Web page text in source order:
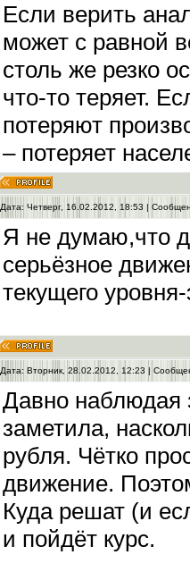
Если верить
может с равной
столь же резко
что-то теряет.
потеряют
– потеряет
Дата: Четверг, 16.02.2012, 18:53 |
Я не думаю,что
серьёзное
текущего
Дата: Вторник, 28.02.2012, 12:23 |
Давно наблюдая
заметила,
рубля. Чётко
движение.
Куда решат (и
и пойдёт курс.